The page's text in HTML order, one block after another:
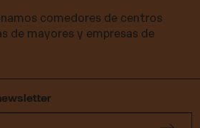
comedores de centros
de mayores y empresas de